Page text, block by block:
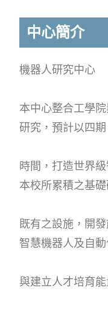
中心簡介
機器人研究中心
本中心整合工學
研究，預計以四
時間，打造世界
本校所累積之基
既有之設施，開
智慧機器人及自
與建立人才培育能